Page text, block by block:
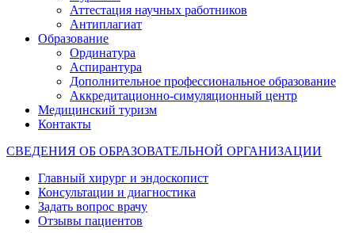
Аттестация научных работников
Антиплагиат
Образование
Ординатура
Аспирантура
Дополнительное профессиональное образование
Аккредитационно-симуляционный центр
Медицинский туризм
Контакты
СВЕДЕНИЯ ОБ ОБРАЗОВАТЕЛЬНОЙ ОРГАНИЗАЦИИ
Главный хирург и эндоскопист
Консультации и диагностика
Задать вопрос врачу
Отзывы пациентов